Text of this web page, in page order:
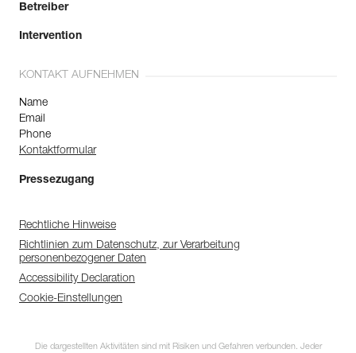
Betreiber
Intervention
KONTAKT AUFNEHMEN
Name
Email
Phone
Kontaktformular
Pressezugang
Rechtliche Hinweise
Richtlinien zum Datenschutz, zur Verarbeitung
personenbezogener Daten
Accessibility Declaration
Cookie-Einstellungen
Die dargestellten Aktivitäten sind mit Risiken und Gefahren verbunden. Jeder